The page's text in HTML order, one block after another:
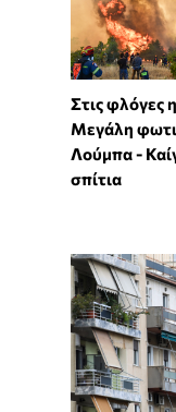
Στις φλόγες
Μεγάλη
Λούμπα -
σπίτια